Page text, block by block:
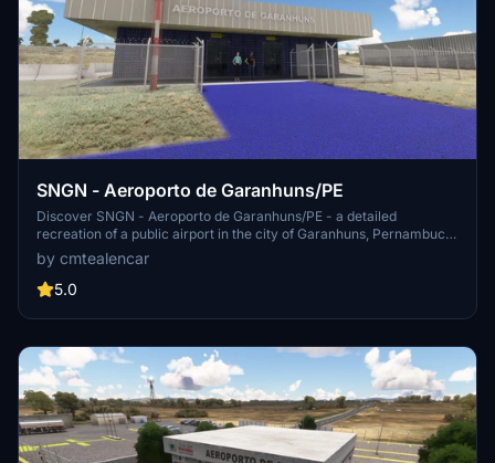
SNGN - Aeroporto de Garanhuns/PE
Discover SNGN - Aeroporto de Garanhuns/PE - a detailed
recreation of a public airport in the city of Garanhuns, Pernambuco.
This add-on features a 1259x28m asphalt runway, serving as a
gateway to the city with a mild climate and popular tourist
attractions. Experience the essence of Garanhuns as you explore
Conecta.
by cmtealencar
5.0